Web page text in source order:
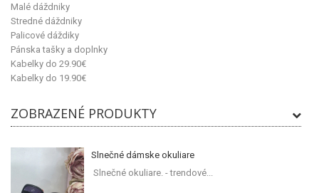
Malé dáždniky
Stredné dáždniky
Palicové dáždiky
Pánska tašky a doplnky
Kabelky do 29.90€
Kabelky do 19.90€
ZOBRAZENÉ PRODUKTY
Slnečné dámske okuliare
Slnečné okuliare. - trendové...